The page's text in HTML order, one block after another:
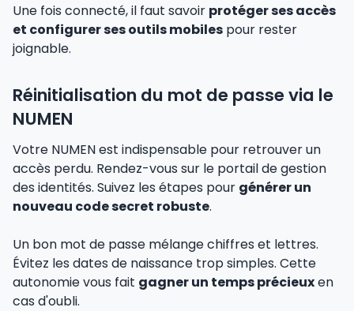
Une fois connecté, il faut savoir protéger ses accès
et configurer ses outils mobiles pour rester
joignable.
Réinitialisation du mot de passe via le
NUMEN
Votre NUMEN est indispensable pour retrouver un
accès perdu. Rendez-vous sur le portail de gestion
des identités. Suivez les étapes pour générer un
nouveau code secret robuste.
Un bon mot de passe mélange chiffres et lettres.
Évitez les dates de naissance trop simples. Cette
autonomie vous fait gagner un temps précieuxen
cas d'oubli.